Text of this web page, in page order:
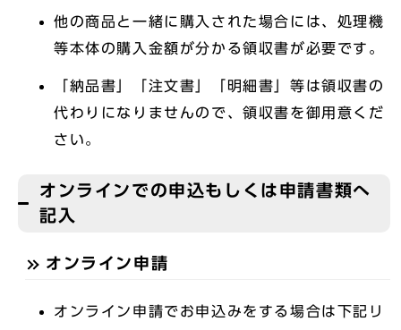
他の商品と一緒に購入された場合には、処理機
等本体の購入金額が分かる領収書が必要です。
「納品書」「注文書」「明細書」等は領収書の
代わりになりませんので、領収書を御用意くだ
さい。
オンラインでの申込もしくは申請書類へ
記入
オンライン申請
オンライン申請でお申込みをする場合は下記リ